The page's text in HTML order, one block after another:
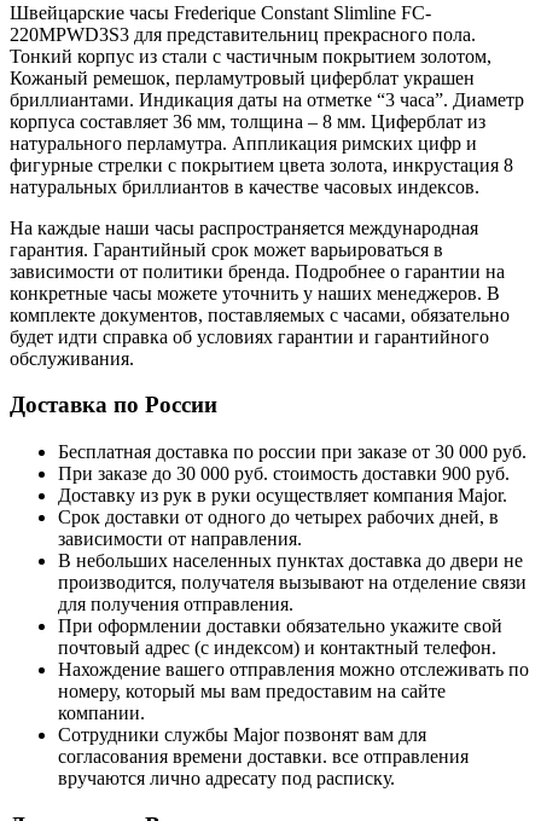
Швейцарские часы Frederique Constant Slimline FC-
220MPWD3S3 для представительниц прекрасного пола.
Тонкий корпус из стали с частичным покрытием золотом,
Кожаный ремешок, перламутровый циферблат украшен
бриллиантами. Индикация даты на отметке “3 часа”. Диаметр
корпуса составляет 36 мм, толщина – 8 мм. Циферблат из
натурального перламутра. Аппликация римских цифр и
фигурные стрелки с покрытием цвета золота, инкрустация 8
натуральных бриллиантов в качестве часовых индексов.
На каждые наши часы распространяется международная
гарантия. Гарантийный срок может варьироваться в
зависимости от политики бренда. Подробнее о гарантии на
конкретные часы можете уточнить у наших менеджеров. В
комплекте документов, поставляемых с часами, обязательно
будет идти справка об условиях гарантии и гарантийного
обслуживания.
Доставка по России
Бесплатная доставка по россии при заказе от 30 000 руб.
При заказе до 30 000 руб. стоимость доставки 900 руб.
Доставку из рук в руки осуществляет компания Major.
Срок доставки от одного до четырех рабочих дней, в
зависимости от направления.
В небольших населенных пунктах доставка до двери не
производится, получателя вызывают на отделение связи
для получения отправления.
При оформлении доставки обязательно укажите свой
почтовый адрес (с индексом) и контактный телефон.
Нахождение вашего отправления можно отслеживать по
номеру, который мы вам предоставим на сайте
компании.
Сотрудники службы Major позвонят вам для
согласования времени доставки. все отправления
вручаются лично адресату под расписку.